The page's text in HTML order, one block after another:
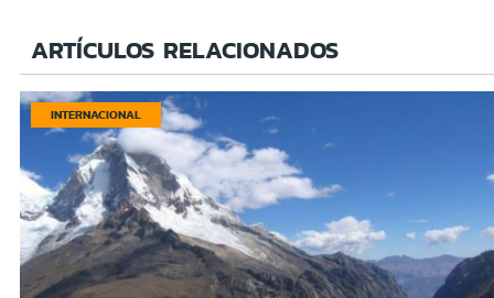
ARTÍCULOS RELACIONADOS
INTERNACIONAL